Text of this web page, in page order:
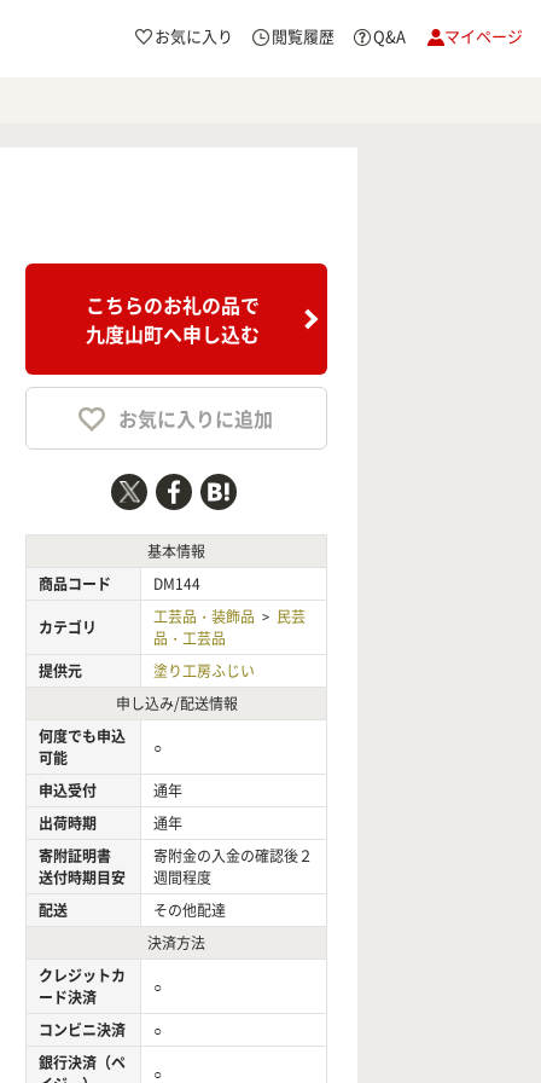
お気に入り 閲覧履歴 Q&A マイページ
こちらのお礼の品で
九度山町へ申し込む
お気に入りに追加
基本情報
商品コード
DM144
カテゴリ
工芸品・装飾品 > 民芸
品・工芸品
提供元
塗り工房ふじい
申し込み/配送情報
何度でも申込
可能
○
申込受付
通年
出荷時期
通年
寄附証明書
送付時期目安
寄附金の入金の確認後２
週間程度
配送
その他配達
決済方法
クレジットカ
ード決済
○
コンビニ決済
○
銀行決済（ペ
○